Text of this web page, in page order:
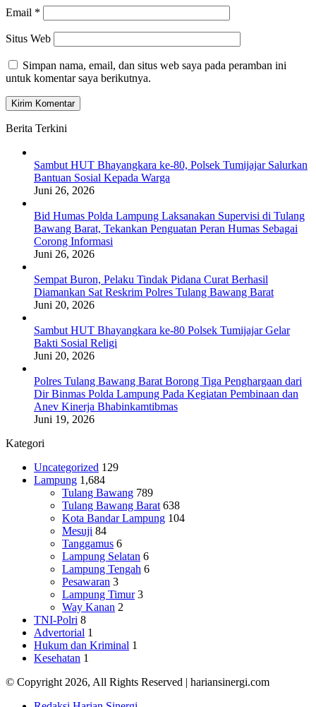
Email *
Situs Web
Simpan nama, email, dan situs web saya pada peramban ini
untuk komentar saya berikutnya.
Berita Terkini
Sambut HUT Bhayangkara ke-80, Polsek Tumijajar Salurkan
Bantuan Sosial Kepada Warga
Juni 26, 2026
Bid Humas Polda Lampung Laksanakan Supervisi di Tulang
Bawang Barat, Tekankan Penguatan Peran Humas Sebagai
Corong Informasi
Juni 26, 2026
Sempat Buron, Pelaku Tindak Pidana Curat Berhasil
Diamankan Sat Reskrim Polres Tulang Bawang Barat
Juni 20, 2026
Sambut HUT Bhayangkara ke-80 Polsek Tumijajar Gelar
Bakti Sosial Religi
Juni 20, 2026
Polres Tulang Bawang Barat Borong Tiga Penghargaan dari
Dir Binmas Polda Lampung Pada Kegiatan Pembinaan dan
Anev Kinerja Bhabinkamtibmas
Juni 19, 2026
Kategori
Uncategorized 129
Lampung 1,684
Tulang Bawang 789
Tulang Bawang Barat 638
Kota Bandar Lampung 104
Mesuji 84
Tanggamus 6
Lampung Selatan 6
Lampung Tengah 6
Pesawaran 3
Lampung Timur 3
Way Kanan 2
TNI-Polri 8
Advertorial 1
Hukum dan Kriminal 1
Kesehatan 1
© Copyright 2026, All Rights Reserved | hariansinergi.com